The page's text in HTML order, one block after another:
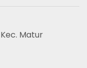
Matur